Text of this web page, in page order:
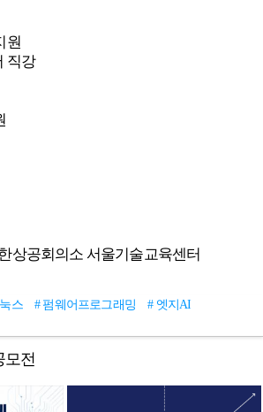
원
직강
상공회의소 서울기술교육센터
스 # 펌웨어프로그래밍 # 엣지AI
모전